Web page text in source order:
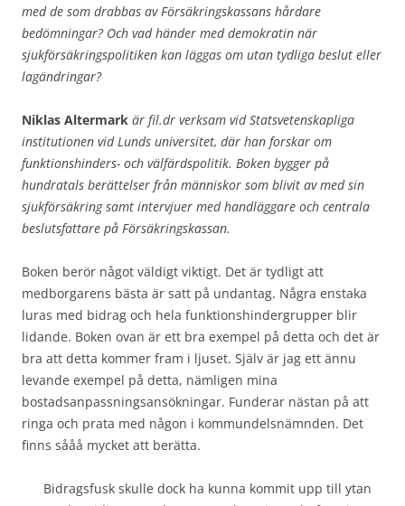
med de som drabbas av Försäkringskassans hårdare
bedömningar? Och vad händer med demokratin när
sjukförsäkringspolitiken kan läggas om utan tydliga beslut eller
lagändringar?
Niklas Altermark är fil.dr verksam vid Statsvetenskapliga
institutionen vid Lunds universitet, där han forskar om
funktionshinders- och välfärdspolitik. Boken bygger på
hundratals berättelser från människor som blivit av med sin
sjukförsäkring samt intervjuer med handläggare och centrala
beslutsfattare på Försäkringskassan.
Boken berör något väldigt viktigt. Det är tydligt att
medborgarens bästa är satt på undantag. Några enstaka
luras med bidrag och hela funktionshindergrupper blir
lidande. Boken ovan är ett bra exempel på detta och det är
bra att detta kommer fram i ljuset. Själv är jag ett ännu
levande exempel på detta, nämligen mina
bostadsanpassningsansökningar. Funderar nästan på att
ringa och prata med någon i kommundelsnämnden. Det
finns sååå mycket att berätta.
Bidragsfusk skulle dock ha kunna kommit upp till ytan